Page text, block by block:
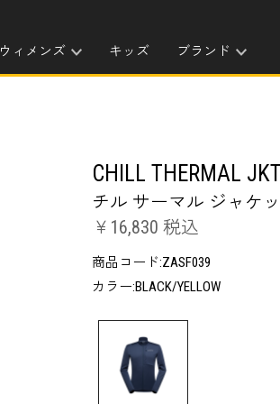
ウィメンズ キッズ ブランド
CHILL THERMAL
チル サーマル ジャケ
￥16,830 税込
商品コード:ZASF039
カラー:BLACK/YELLOW